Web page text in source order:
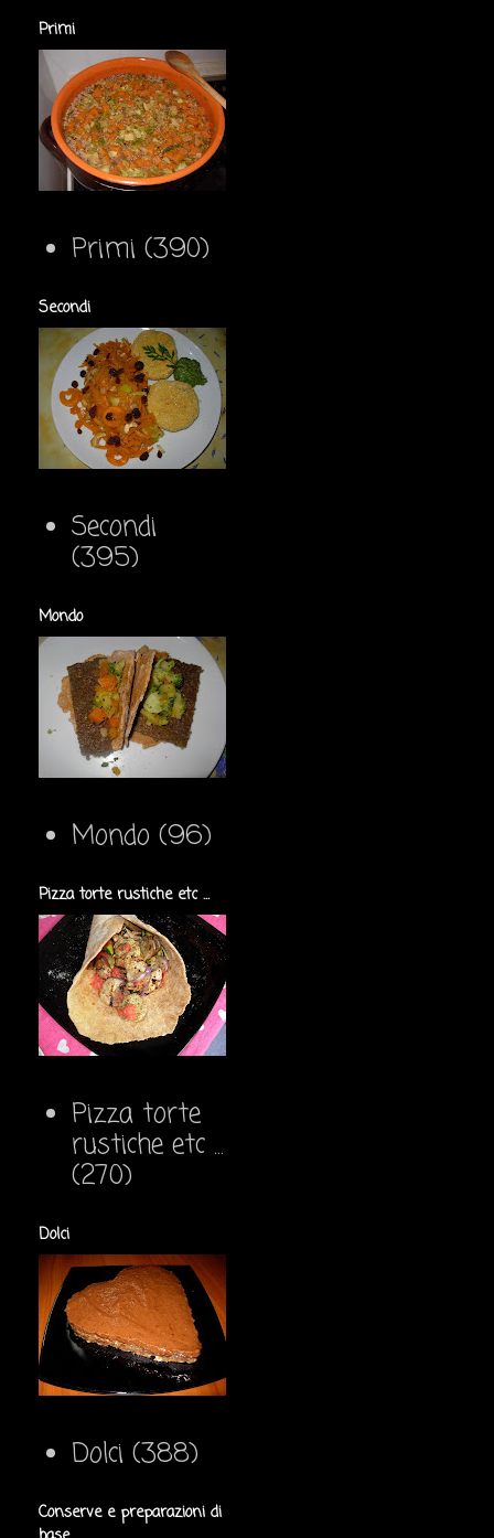
Primi
Primi (390)
Secondi
Secondi
(395)
Mondo
Mondo (96)
Pizza torte rustiche etc ...
Pizza torte
rustiche etc ...
(270)
Dolci
Dolci (388)
Conserve e preparazioni di